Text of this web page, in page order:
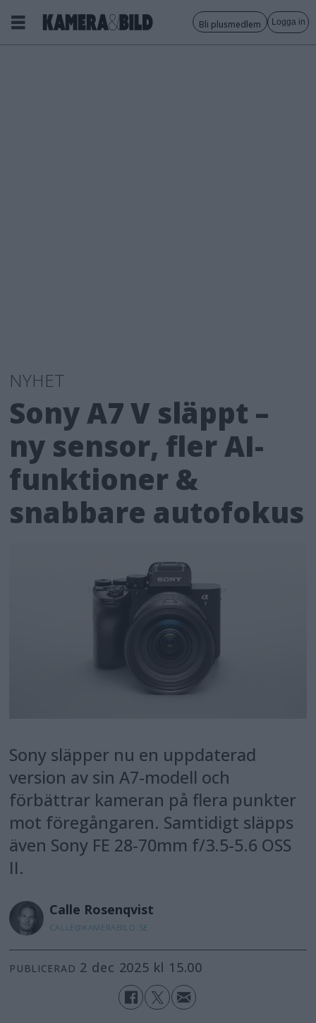
Bli plusmedlem Logga in
NYHET
Sony A7 V släppt –
ny sensor, fler AI-
funktioner &
snabbare autofokus
Sony släpper nu en uppdaterad
version av sin A7-modell och
förbättrar kameran på flera punkter
mot föregångaren. Samtidigt släpps
även Sony FE 28-70mm f/3.5-5.6 OSS
II.
Calle Rosenqvist
CALLE@KAMERABILD.SE
PUBLICERAD 2 dec 2025 kl 15.00